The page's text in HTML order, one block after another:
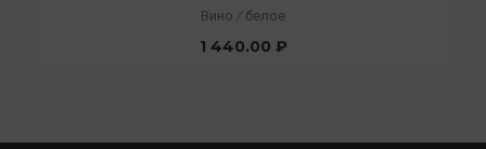
Вино / белое
1 440.00 ₽